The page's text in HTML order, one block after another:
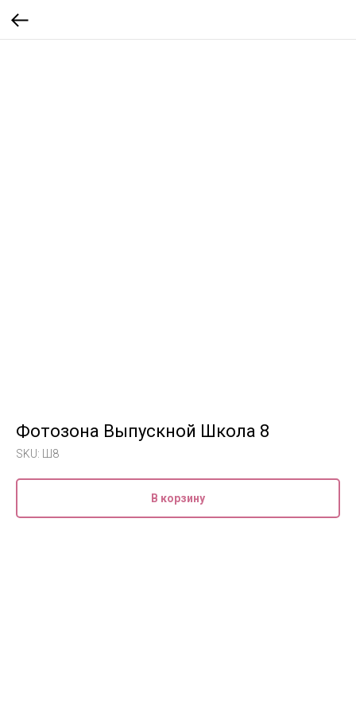
Фотозона Выпускной Школа 8
SKU: Ш8
В корзину